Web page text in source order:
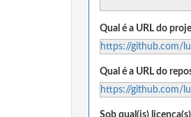
Qual é a URL do
https://github.com/
Qual é a URL do
https://github.com/
Sob qual(is)